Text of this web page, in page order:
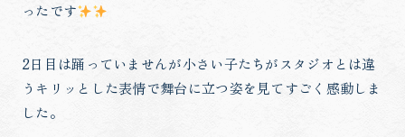
ったです
2日目は踊っていませんが小さい子たちがスタジオとは違
うキリッとした表情で舞台に立つ姿を見てすごく感動しま
した。